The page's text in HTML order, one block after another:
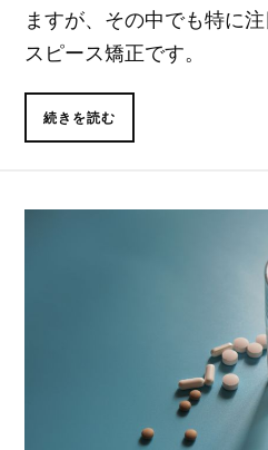
ますが、その中でも特に
スピース矯正です。
続きを読む